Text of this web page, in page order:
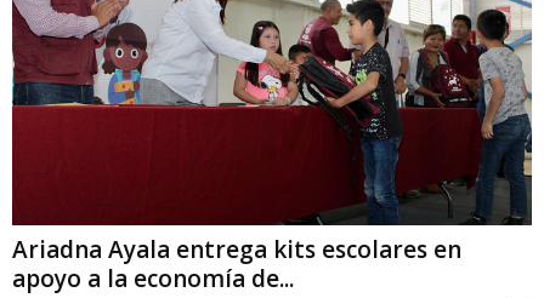
Ariadna Ayala entrega kits escolares en
apoyo a la economía de...